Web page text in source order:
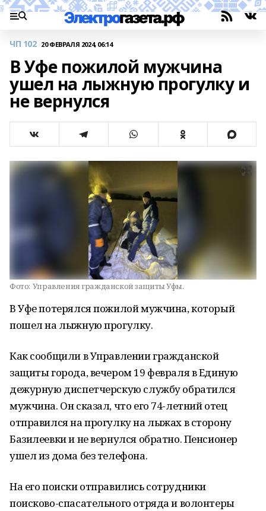
ЧП 102 20 ФЕВРАЛЯ 2024, 06:14
В Уфе пожилой мужчина
ушел на лыжную прогулку и
не вернулся
Фото: Управления гражданской защиты Уфы.
В Уфе потерялся пожилой мужчина, который
пошел на лыжную прогулку.
Как сообщили в Управлении гражданской
защиты города, вечером 19 февраля в Единую
дежурную диспетчерскую службу обратился
мужчина. Он сказал, что его 74-летний отец
отправился на прогулку на лыжах в сторону
Базилеевки и не вернулся обратно. Пенсионер
ушел из дома без телефона.
На его поиски отправились сотрудники
поисково-спасательного отряда и волонтеры